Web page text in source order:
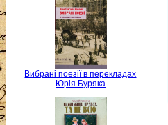
Вибрані поезії в перекладах
Юрія Буряка